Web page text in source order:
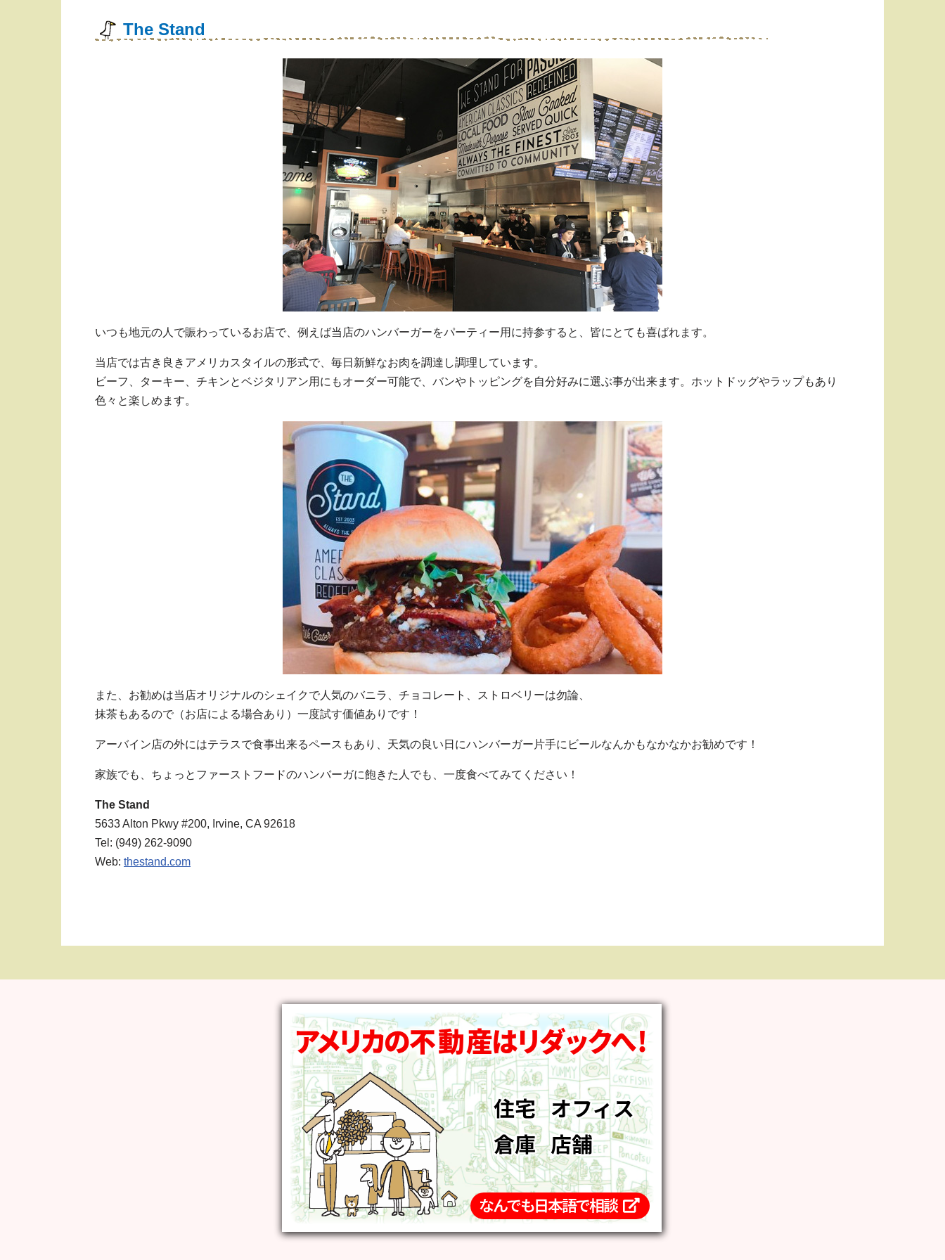
The Stand
いつも地元の人で賑わっているお店で、例えば当店のハンバーガーをパーティー用に持参すると、皆にとても喜ばれます。
当店では古き良きアメリカスタイルの形式で、毎日新鮮なお肉を調達し調理しています。
ビーフ、ターキー、チキンとベジタリアン用にもオーダー可能で、バンやトッピングを自分好みに選ぶ事が出来ます。ホットドッグやラップもあり
色々と楽しめます。
また、お勧めは当店オリジナルのシェイクで人気のバニラ、チョコレート、ストロベリーは勿論、
抹茶もあるので（お店による場合あり）一度試す価値ありです！
アーバイン店の外にはテラスで食事出来るペースもあり、天気の良い日にハンバーガー片手にビールなんかもなかなかお勧めです！
家族でも、ちょっとファーストフードのハンバーガに飽きた人でも、一度食べてみてください！
The Stand
5633 Alton Pkwy #200, Irvine, CA 92618
Tel: (949) 262-9090
Web: thestand.com